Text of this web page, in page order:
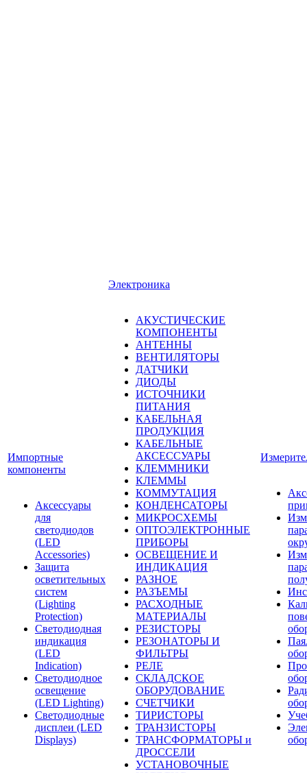
Импортные
компоненты
Аксессуары
для
светодиодов
(LED
Accessories)
Защита
осветительных
систем
(Lighting
Protection)
Светодиодная
индикация
(LED
Indication)
Светодиодное
освещение
(LED Lighting)
Светодиодные
дисплеи (LED
Displays)
Электроника
АКУСТИЧЕСКИЕ
КОМПОНЕНТЫ
АНТЕННЫ
ВЕНТИЛЯТОРЫ
ДАТЧИКИ
ДИОДЫ
ИСТОЧНИКИ
ПИТАНИЯ
КАБЕЛЬНАЯ
ПРОДУКЦИЯ
КАБЕЛЬНЫЕ
АКСЕССУАРЫ
КЛЕММНИКИ
КЛЕММЫ
КОММУТАЦИЯ
КОНДЕНСАТОРЫ
МИКРОСХЕМЫ
ОПТОЭЛЕКТРОННЫЕ
ПРИБОРЫ
ОСВЕЩЕНИЕ И
ИНДИКАЦИЯ
РАЗНОЕ
РАЗЪЕМЫ
РАСХОДНЫЕ
МАТЕРИАЛЫ
РЕЗИСТОРЫ
РЕЗОНАТОРЫ И
ФИЛЬТРЫ
РЕЛЕ
СКЛАДСКОЕ
ОБОРУДОВАНИЕ
СЧЕТЧИКИ
ТИРИСТОРЫ
ТРАНЗИСТОРЫ
ТРАНСФОРМАТОРЫ и
ДРОССЕЛИ
УСТАНОВОЧНЫЕ